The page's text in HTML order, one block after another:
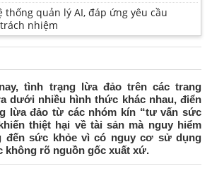
thống quản lý AI, đáp ứng yêu cầu
nhiệm
tình trạng lừa đảo trên các trang
dưới nhiều hình thức khác nhau, điển
lừa đảo từ các nhóm kín “tư vấn sức
thiệt hại về tài sản mà nguy hiểm
đến sức khỏe vì có nguy cơ sử dụng
không rõ nguồn gốc xuất xứ.